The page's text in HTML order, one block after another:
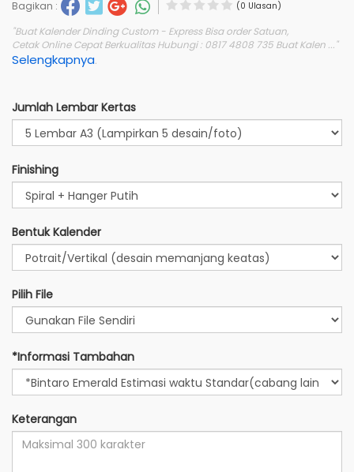
Bagikan : (0 Ulasan)
"Buat Kalender Dinding Custom - Express Bisa order Satuan,
Cetak Online Cepat Berkualitas Hubungi : 0817 4808 735 Buat Kalen ..."
Selengkapnya.
Jumlah Lembar Kertas
Finishing
Bentuk Kalender
Pilih File
*Informasi Tambahan
Keterangan